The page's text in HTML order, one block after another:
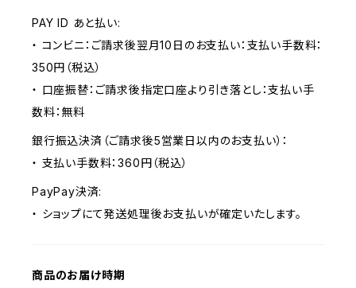
PAY ID あと払い:
・ コンビニ：ご請求後翌月10日のお支払い：支払い手数料：
350円（税込）
・ 口座振替：ご請求後指定口座より引き落とし：支払い手
数料：無料
銀行振込決済（ご請求後5営業日以内のお支払い）：
・ 支払い手数料：360円（税込）
PayPay決済:
・ ショップにて発送処理後お支払いが確定いたします。
商品のお届け時期